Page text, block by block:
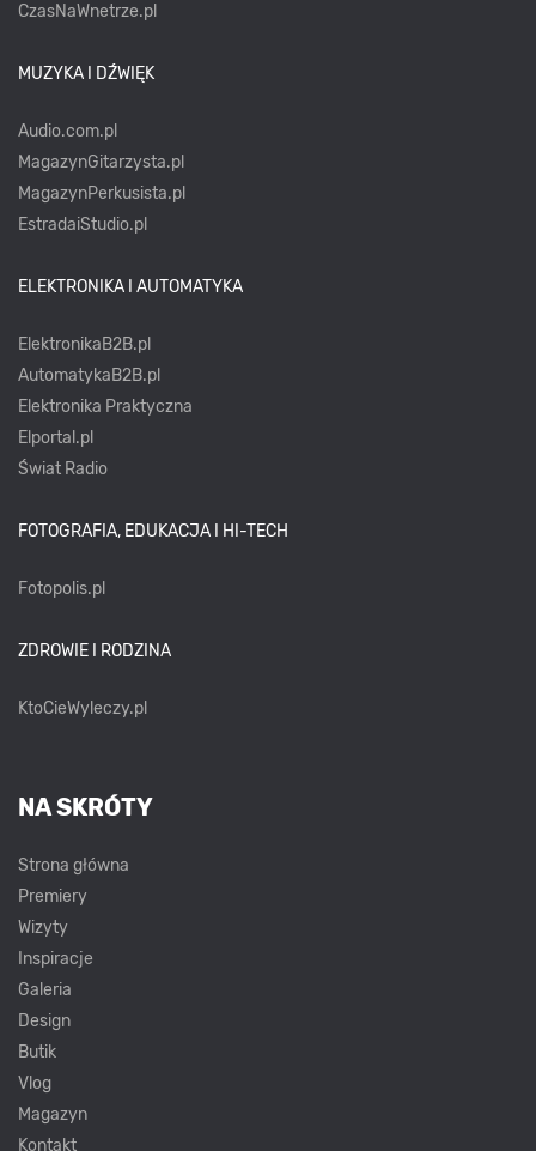
CzasNaWnetrze.pl
MUZYKA I DŹWIĘK
Audio.com.pl
MagazynGitarzysta.pl
MagazynPerkusista.pl
EstradaiStudio.pl
ELEKTRONIKA I AUTOMATYKA
ElektronikaB2B.pl
AutomatykaB2B.pl
Elektronika Praktyczna
Elportal.pl
Świat Radio
FOTOGRAFIA, EDUKACJA I HI-TECH
Fotopolis.pl
ZDROWIE I RODZINA
KtoCieWyleczy.pl
NA SKRÓTY
Strona główna
Premiery
Wizyty
Inspiracje
Galeria
Design
Butik
Vlog
Magazyn
Kontakt